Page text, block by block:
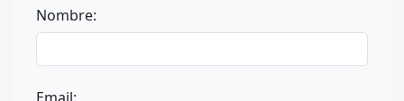
Nombre: